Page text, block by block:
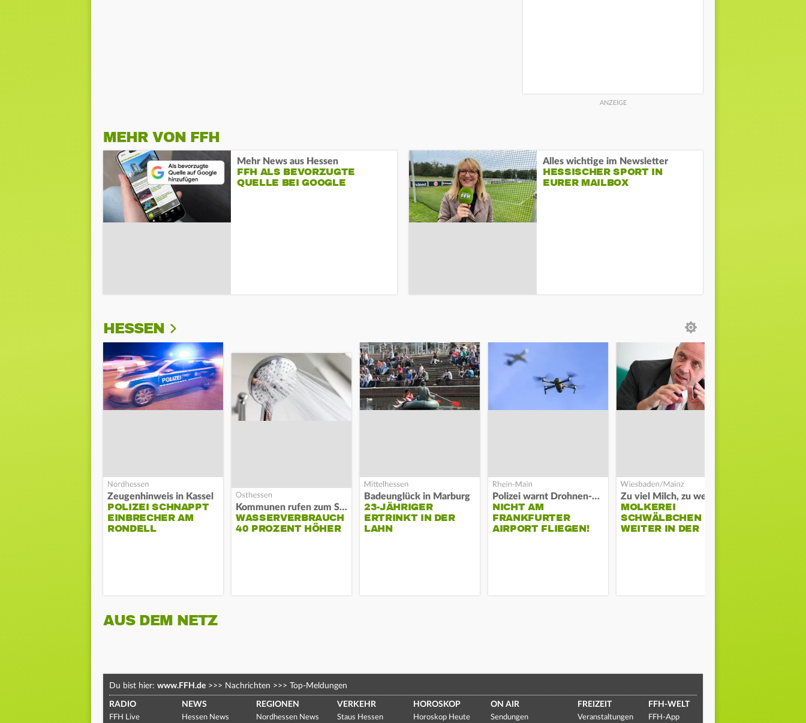
MEHR VON FFH
Mehr News aus Hessen
FFH ALS BEVORZUGTE
QUELLE BEI GOOGLE
Alles wichtige im Newsletter
HESSISCHER SPORT IN
EURER MAILBOX
HESSEN
Zeugenhinweis in Kassel
POLIZEI SCHNAPPT
EINBRECHER AM
RONDELL
Kommunen rufen zum Sparen auf
WASSERVERBRAUCH
40 PROZENT HÖHER
Badeunglück in Marburg
23-JÄHRIGER
ERTRINKT IN DER
LAHN
Polizei warnt Drohnen-Besitzer
NICHT AM
FRANKFURTER
AIRPORT FLIEGEN!
MOLKEREI
SCHWÄLBCHEN
WEITER IN DER
AUS DEM NETZ
Du bist hier: www.FFH.de >>> Nachrichten >>> Top-Meldungen
RADIO
FFH Live
NEWS
Hessen News
REGIONEN
Nordhessen News
VERKEHR
Staus Hessen
HOROSKOP
Horoskop Heute
ON AIR
Sendungen
FREIZEIT
Veranstaltungen
FFH-WELT
FFH-App